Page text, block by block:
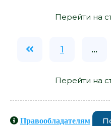
Перейти на
1 ...
Перейти на
Правообладателям